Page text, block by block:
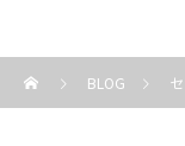
BLOG